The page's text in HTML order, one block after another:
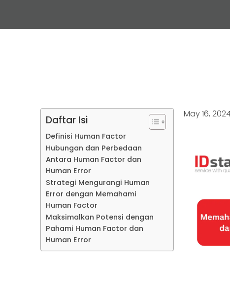
Daftar Isi
Definisi Human Factor
Apa itu Human Factor?
Pentingnya Human Factor
Hubungan dan Perbedaan
Antara Human Factor dan
Human Error
Hubungan Antara Human Factor
dan Human Error
Perbedaan Antara Human
Factor dan Human Error
Pentingnya Membedakan
Keduanya
Strategi Mengurangi Human
Error dengan Memahami
Human Factor
1. Meningkatkan Desain
Ergonomis
2. Melakukan Pelatihan dan
Maksimalkan Potensi dengan
Pahami Human Factor dan
Human Error
May 16,